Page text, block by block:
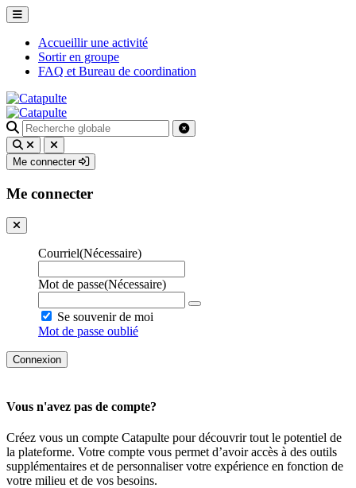
Accueillir une activité
Sortir en groupe
FAQ et Bureau de coordination
Recherche
pour
:
Me connecter
Me connecter
Courriel(Nécessaire)
Mot de passe(Nécessaire)
Se souvenir de moi
Mot de passe oublié
Vous n'avez pas de compte?
Créez vous un compte Catapulte pour découvrir tout le potentiel de
la plateforme. Votre compte vous permet d’avoir accès à des outils
supplémentaires et de personnaliser votre expérience en fonction de
votre milieu et de vos besoins.